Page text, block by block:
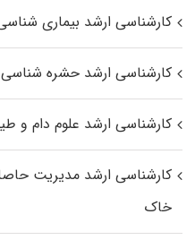
کارشناسی ارشد بیماری‌
کارشناسی ارشد حشره‌
کارشناسی ارشد علوم دام و
کارشناسی ارشد مدیریت
خاک